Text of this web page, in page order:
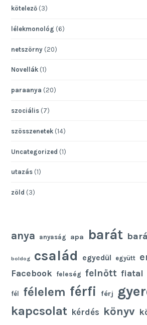
kötelező (3)
lélekmonológ (6)
netszörny (20)
Novellák (1)
paraanya (20)
szociális (7)
szösszenetek (14)
Uncategorized (1)
utazás (1)
zöld (3)
anya anyaság apa barát
boldog család egyedül együtt
Facebook feleség felnőtt fiatal
fél félelem férfi férj
kapcsolat kérdés könyv